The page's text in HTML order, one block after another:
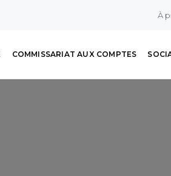
À
COMMISSARIAT AUX COMPTES